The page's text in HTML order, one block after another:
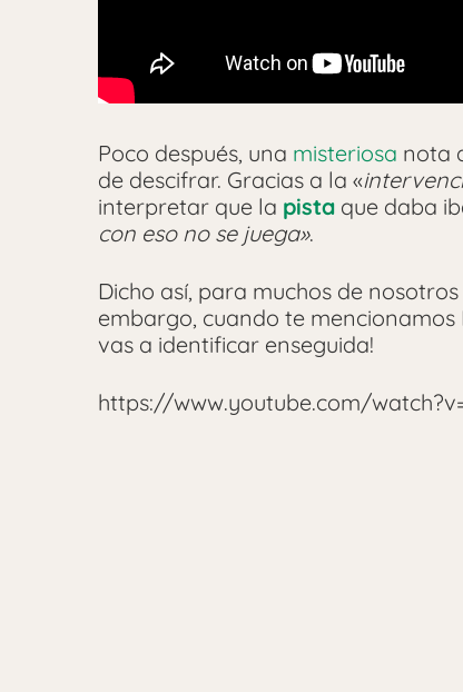
Poco después, una misteriosa nota
de descifrar. Gracias a la «
interpretar que la pista que daba
con eso no se juega».
Dicho así, para muchos de
embargo, cuando te mencionamos
vas a identificar enseguida!
https://www.youtube.com/